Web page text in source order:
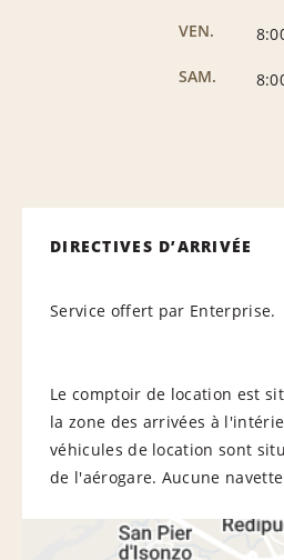
VEN.
SAM.
DIRECTIVES D’ARRIVÉE
Service offert par Enterprise.
Le comptoir de location est
la zone des arrivées à
véhicules de location sont
de l'aérogare. Aucune